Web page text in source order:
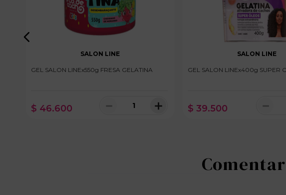
SALON LINE
GEL SALON LINEx550g FRESA GELATINA
$ 46.600 ＋
－
SALON LINE
GEL SALON LINEx400g SUPER
$ 39.500 －